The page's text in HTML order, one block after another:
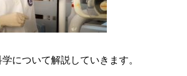
について解説していきます。